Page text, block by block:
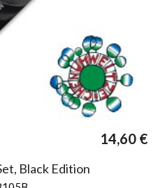
14,60 €
Black Edition